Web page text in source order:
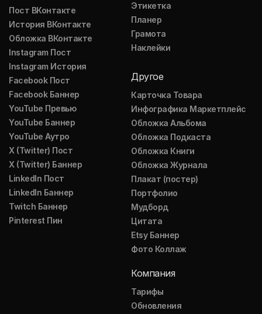
Пост ВКонтакте
История ВКонтакте
Обложка ВКонтакте
Instagram Пост
Instagram История
Facebook Пост
Facebook Баннер
YouTube Превью
YouTube Баннер
YouTube Аутро
X (Twitter) Пост
X (Twitter) Баннер
LinkedIn Пост
LinkedIn Баннер
Twitch Баннер
Pinterest Пин
Этикетка
Планер
Грамота
Наклейки
Другое
Карточка Товара
Инфографика Маркетплейс
Обложка Альбома
Обложка Подкаста
Обложка Книги
Обложка Журнала
Плакат (постер)
Портфолио
Мудборд
Цитата
Etsy Баннер
Фото Коллаж
Компания
Тарифы
Обновления